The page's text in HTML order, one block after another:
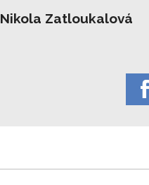
Nikola Zatloukalová